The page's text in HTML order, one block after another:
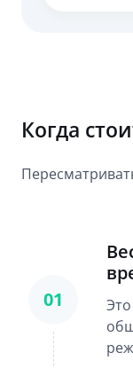
Когда
01